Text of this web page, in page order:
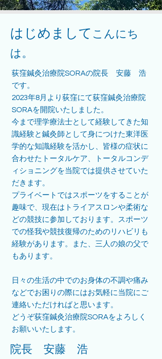
はじめましてこんにち
は。
荻窪鍼灸治療院SORAの院長 安藤 浩
です。
2023年8月より荻窪にて荻窪鍼灸治療院
SORAを開院いたしました。
今まで理学療法士として経験してきた知
識経験と鍼灸師として身につけた東洋医
学的な知識経験を活かし、皆様の症状に
合わせたトータルケア、トータルコンデ
ィショニングを当院では提供させていた
だきます。
プライベートではスポーツをすることが
趣味で、現在はトライアスロンや柔術な
どの競技に参加しております。スポーツ
での怪我や競技復帰のためのリハビリも
経験があります。また、三人の娘の父で
もあります。
日々の生活の中でのお身体の不調や痛み
などでお困りの際にはお気軽に当院にご
連絡いただければと思います。
どうぞ荻窪鍼灸治療院SORAをよろしく
お願いいたします。
院長 安藤 浩